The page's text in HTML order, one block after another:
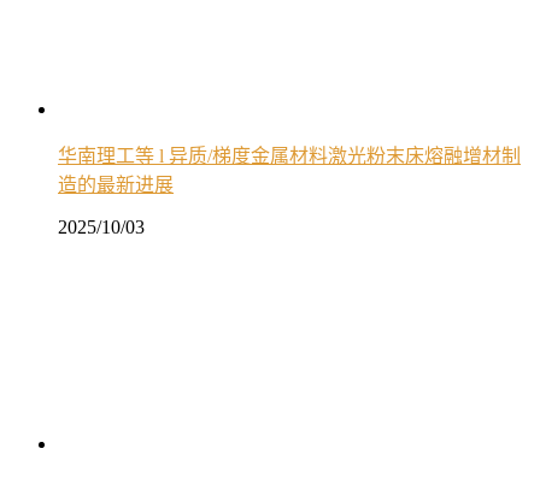
华南理工等 l 异质/梯度金属材料激光粉末床熔融增材制
造的最新进展
2025/10/03